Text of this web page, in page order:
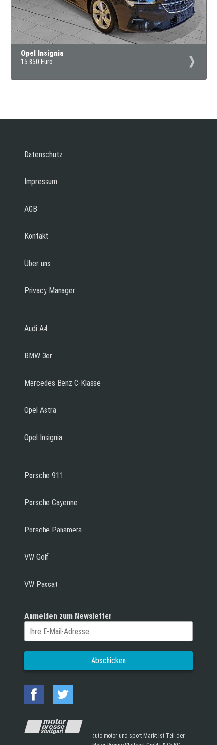
Opel Insignia
15.850 Euro
Datenschutz
Impressum
AGB
Kontakt
Über uns
Privacy Manager
Audi A4
BMW 3er
Mercedes Benz C-Klasse
Opel Astra
Opel Insignia
Porsche 911
Porsche Cayenne
Porsche Panamera
VW Golf
VW Passat
Anmelden zum Newsletter
auto motor und sport Markt ist Teil der